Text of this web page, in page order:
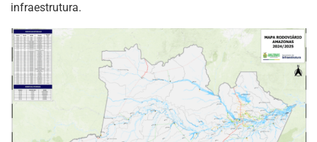
infraestrutura.